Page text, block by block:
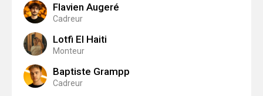
Flavien Augeré
Cadreur
Lotfi El Haiti
Monteur
Baptiste Grampp
Cadreur